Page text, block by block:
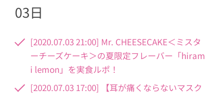
03日
[2020.07.03 21:00] Mr. CHEESECAKE＜ミスタ
ーチーズケーキ＞の夏限定フレーバー「hiram
i lemon」を実食ルポ！
[2020.07.03 17:00] 【耳が痛くならないマスク